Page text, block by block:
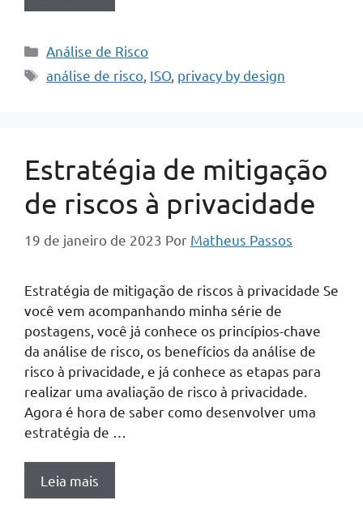
Categorias
Análise de Risco
Tags
análise de risco ISO, privacy by design
Estratégia de mitigação
de riscos à privacidade
19 de janeiro de 2023 Por Matheus Passos
Estratégia de mitigação de riscos à privacidade Se
você vem acompanhando minha série de
postagens, você já conhece os princípios-chave
da análise de risco, os benefícios da análise de
risco à privacidade, e já conhece as etapas para
realizar uma avaliação de risco à privacidade.
Agora é hora de saber como desenvolver uma
estratégia de …
Leia mais